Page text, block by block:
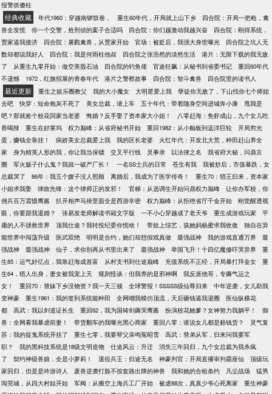
报警抓傻柱
经典收藏 年代1960：穿越南锣鼓巷， 重生60年代，开局就上山下乡
四合院：开局一把枪，禽
兽全发慌
你一个交警，抢刑侦的案子合适吗 四合院：你们越激动我越兴奋
四合院：刚得系统，
贾家逼我接济
四合院：屠戮禽兽，从贾家开始 官场：被贬后，我强大身世曝光
四合院之坑人无
数却都说我好人
四合院：我是何雨柱他叔 四合院之张浩然的淡然生活
港片：无限下载的我无敌
了
从重生九零开始：做空美股石油 四合院的钓鱼佬 官途狂飙：从秘书到省委书记
重回60年代
不遗憾
1972，红旗招展的青春年代 港片之警察故事 四合院：智斗禽兽 四合院里的读书人
最近更新 重生之娱乐圈教父 我的大小魔女 大明星爱上我
孽徒你无敌了，下山找你七个师姐
去吧
快穿：短命炮灰不死了 美女总裁，请上车 五十年代：带着随身空间进城奔小康
甩我是
吧？那就捡个校花回家当老婆
悔婚？反手娶了资本家大小姐！
八零赶海：鱼虾成山，九个女儿吃
香喝辣
重生在好莱坞 权力巅峰：从省府秘书开始 重回1982：从小舢板到远洋巨轮
开局穷光
蛋，赚钱全靠挂！
病娇美女总裁爱上我 我的区长老婆
火红年代：开发北大荒，种田赶山养全
家
身为精英人形的我，你让我当保镖 交叉平行线 灵事录 以法律之名
我省府大秘，问鼎京
圈
军火贩子什么鬼？我就一破产厂长！ 一名SS士兵的日常 苍生有我
我被炒后，市值暴跌，女
总裁哭了
86年：我五个嫂子没人照顾 离婚后，我成为了医学传奇！
重生70：猎王归来，资本家
小姐求我娶
律政先锋：这个律师正的发邪！ 官梯：从选调生开始问鼎权力巅峰
让你办军校，你
佣兵百万震慑鹰酱
扒开相声马褂里面全是西游辛密 权力巅峰：从拒绝省厅千金开始
刚觉醒透视
眼，你要跟我退婚？
张易发老师解读书籍文字版 一不小心穿越成了老天爷 重生成游戏玩家
平
庸的人不拯救世界
顶我仕途？我转投纪委你慌啥！ 带娃上综艺，孩她妈杨蜜求我收敛
独自在异
能世界中闯荡升级
医武双绝 明明是合约，她们却想假戏真做 最强战神 我的游戏直通万界
最
强战神
最强战神 仙子，求你别再从书里出来了 最强战神 举国飞升！十四亿魔修吓哭异界
重
生85：运气好亿点，我靠赶海成首富
从村支书到仕途巅峰 充值系统不正经，开局暴打拜金女
重
生64，猎人出身，妻女被我宠上天
规则怪谈：但我养的是邪神啊
我反派他哥，专薅气运之
女！
重回70：替妹下乡没物资？我一天三顿 全球警报！SSSSS级仙尊归来
中年逆袭，女儿助我
变神豪
重生1961：我的签到系统能种田 全网嘲我模仿顶流，天后砸钱逼我退圈
医仙纵横花
都
高武：我以剑道证长生 重回62，我为国铸剑薅哭鹰酱 扮演校花她爹？女神努力我躺平！
御
兽：全网看我暴虐前妻！
带货翻车的我曝光黑心商家 重回八零：谁说女儿都是赔钱货？
灵气复
苏：我的捉鬼系统开挂了
重生七零，我要帮父亲鸣冤昭雪
高武：替弟从军，归来问我要军
职？
我的黑科技系统是18级文明造物 仕途风云：升迁
消失三年回归，九个女总裁为我杀疯
了
契约神级兽娘，全是小萝莉！ 退役兵王：归途无名 神豪判官：开局直播审判霸座仙
顶级玩
家回归，但是是吟游诗人
废兽逆袭打脸不按套路出牌的神兽 我和她的合租条约 凡尘战场
猛男
闯莞城，从四大村姑开始
军阀：从搬空上海兵工厂开始 被虐88次，真真少爷心死离家
重生神豪